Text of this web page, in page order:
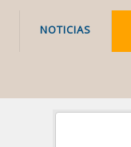
NOTICIAS